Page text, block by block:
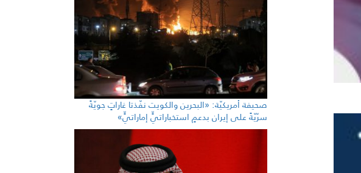
صحيفة أمريكيّة: «البحرين والكويت نفّذتا غاراتٍ جويّةً
سرّيّةً على إيران بدعمٍ استخباراتيٍّ إماراتيٍّ»